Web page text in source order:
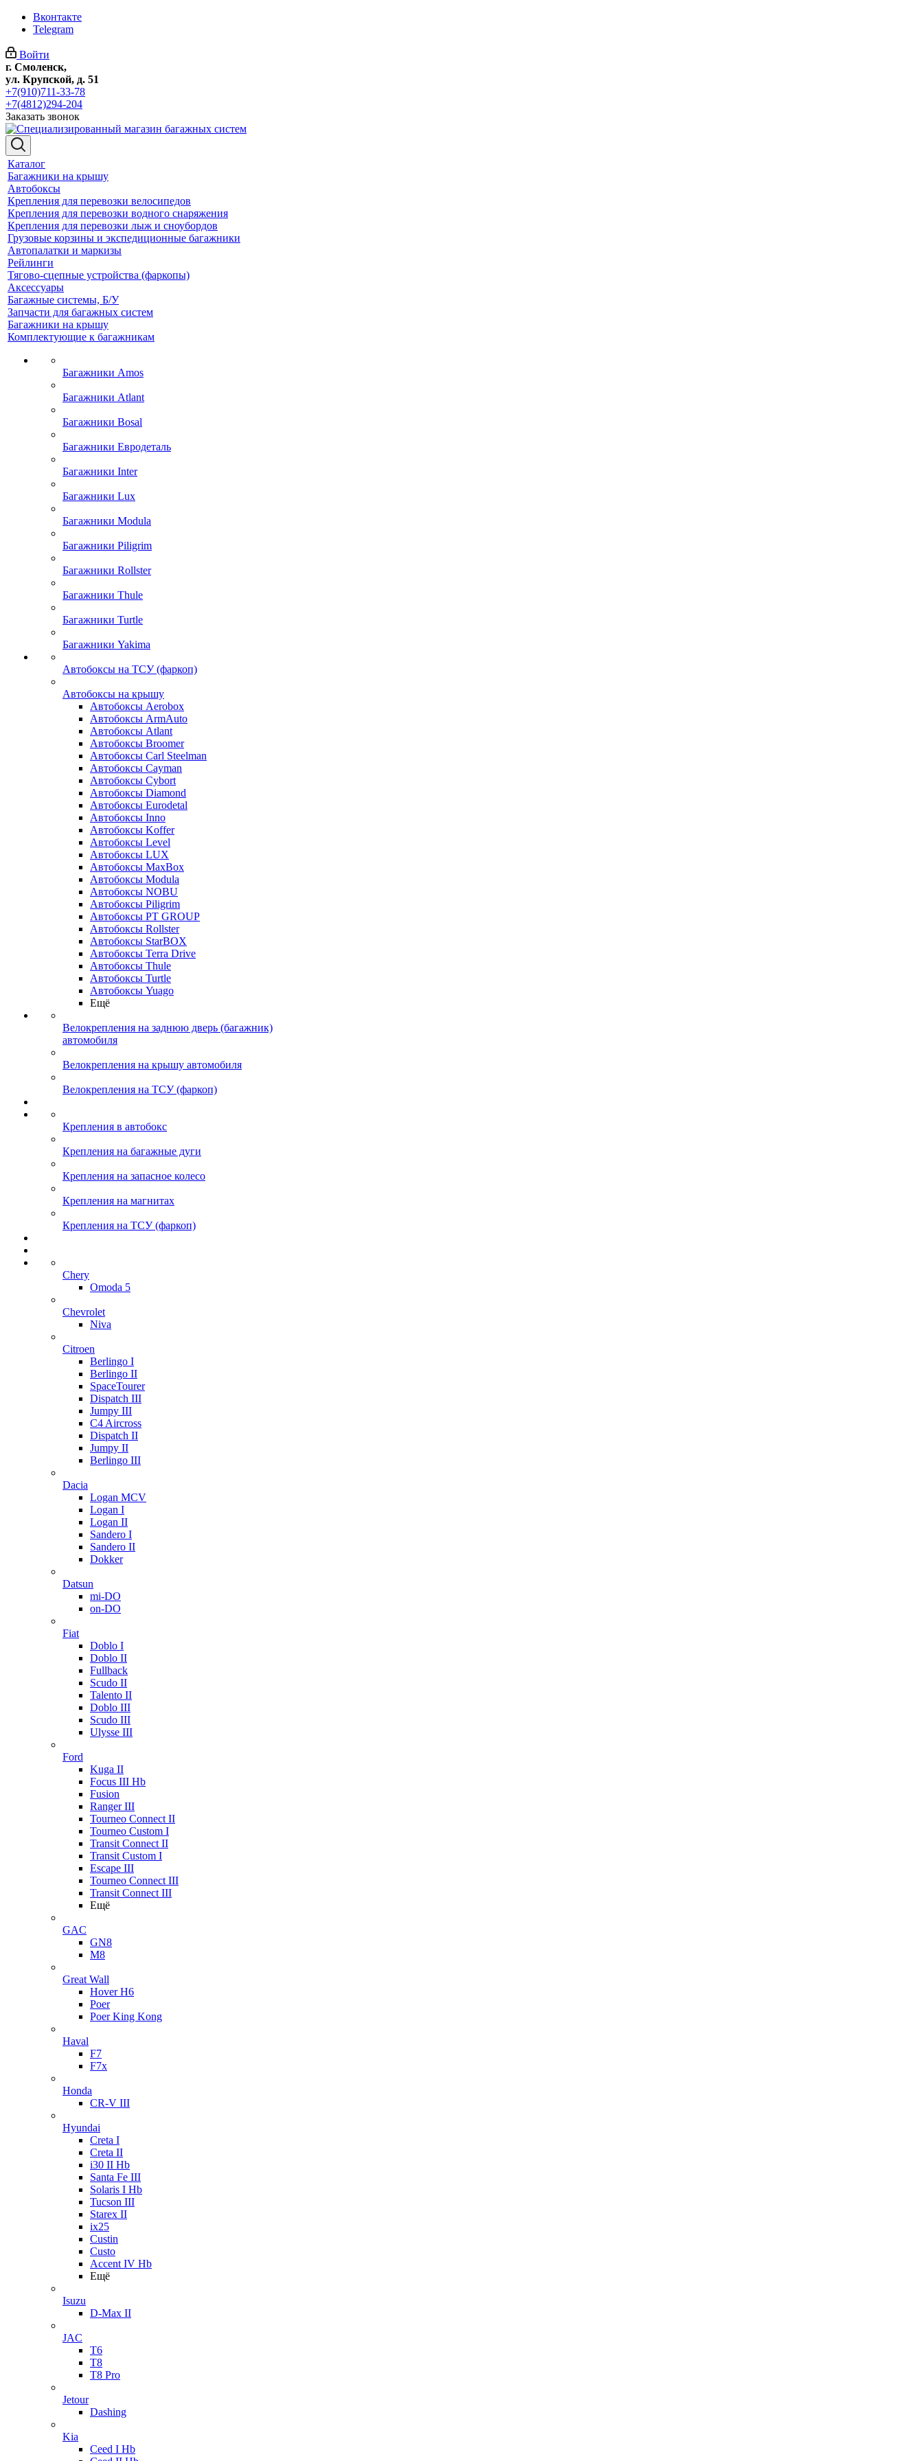
Вконтакте
Telegram
Войти
г. Смоленск,
ул. Крупской, д. 51
+7(910)711-33-78
+7(4812)294-204
Заказать звонок
Каталог
Багажники на крышу
Автобоксы
Крепления для перевозки велосипедов
Крепления для перевозки водного снаряжения
Крепления для перевозки лыж и сноубордов
Грузовые корзины и экспедиционные багажники
Автопалатки и маркизы
Рейлинги
Тягово-сцепные устройства (фаркопы)
Аксессуары
Багажные системы, Б/У
Запчасти для багажных систем
Багажники на крышу
Комплектующие к багажникам
Багажники Amos
Багажники Atlant
Багажники Bosal
Багажники Евродеталь
Багажники Inter
Багажники Lux
Багажники Modula
Багажники Piligrim
Багажники Rollster
Багажники Thule
Багажники Turtle
Багажники Yakima
Автобоксы на ТСУ (фаркоп)
Автобоксы на крышу
Автобоксы Aerobox
Автобоксы ArmAuto
Автобоксы Atlant
Автобоксы Broomer
Автобоксы Carl Steelman
Автобоксы Cayman
Автобоксы Cybort
Автобоксы Diamond
Автобоксы Eurodetal
Автобоксы Inno
Автобоксы Koffer
Автобоксы Level
Автобоксы LUX
Автобоксы MaxBox
Автобоксы Modula
Автобоксы NOBU
Автобоксы Piligrim
Автобоксы PT GROUP
Автобоксы Rollster
Автобоксы StarBOX
Автобоксы Terra Drive
Автобоксы Thule
Автобоксы Turtle
Автобоксы Yuago
Ещё
Велокрепления на заднюю дверь (багажник)
автомобиля
Велокрепления на крышу автомобиля
Велокрепления на ТСУ (фаркоп)
Крепления в автобокс
Крепления на багажные дуги
Крепления на запасное колесо
Крепления на магнитах
Крепления на ТСУ (фаркоп)
Chery
Omoda 5
Chevrolet
Niva
Citroen
Berlingo I
Berlingo II
SpaceTourer
Dispatch III
Jumpy III
C4 Aircross
Dispatch II
Jumpy II
Berlingo III
Dacia
Logan MCV
Logan I
Logan II
Sandero I
Sandero II
Dokker
Datsun
mi-DO
on-DO
Fiat
Doblo I
Doblo II
Fullback
Scudo II
Talento II
Doblo III
Scudo III
Ulysse III
Ford
Kuga II
Focus III Hb
Fusion
Ranger III
Tourneo Connect II
Tourneo Custom I
Transit Connect II
Transit Custom I
Escape III
Tourneo Connect III
Transit Connect III
Ещё
GAC
GN8
M8
Great Wall
Hover H6
Poer
Poer King Kong
Haval
F7
F7x
Honda
CR-V III
Hyundai
Creta I
Creta II
i30 II Hb
Santa Fe III
Solaris I Hb
Tucson III
Starex II
ix25
Custin
Custo
Accent IV Hb
Ещё
Isuzu
D-Max II
JAC
T6
T8
T8 Pro
Jetour
Dashing
Kia
Ceed I Hb